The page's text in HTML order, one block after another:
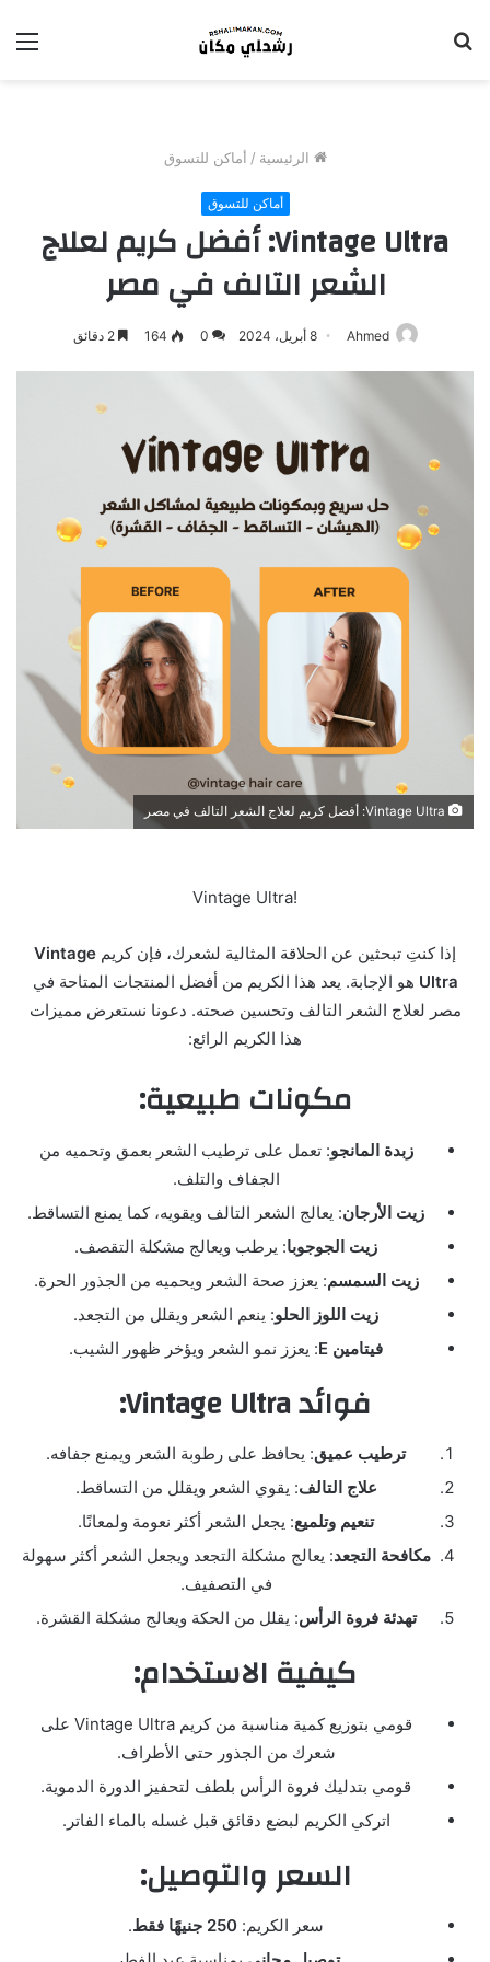
الرئيسية / أماكن للتسوق
أماكن للتسوق
Vintage Ultra: أفضل كريم لعلاج
الشعر التالف في مصر
Ahmed 8 أبريل، 2024 0
164 2 دقائق
!Vintage Ultra
إذا كنتِ تبحثين عن الحلاقة المثالية لشعرك، فإن كريم Vintage
Ultra هو الإجابة. يعد هذا الكريم من أفضل المنتجات المتاحة في
مصر لعلاج الشعر التالف وتحسين صحته. دعونا نستعرض مميزات
هذا الكريم الرائع:
مكونات طبيعية:
زبدة المانجو: تعمل على ترطيب الشعر بعمق وتحميه من
الجفاف والتلف.
زيت الأرجان: يعالج الشعر التالف ويقويه، كما يمنع التساقط.
زيت الجوجوبا: يرطب ويعالج مشكلة التقصف.
زيت السمسم: يعزز صحة الشعر ويحميه من الجذور الحرة.
زيت اللوز الحلو: ينعم الشعر ويقلل من التجعد.
فيتامين E
: يعزز نمو الشعر ويؤخر ظهور الشيب.
فوائد Vintage Ultra:
ترطيب عميق: يحافظ على رطوبة الشعر ويمنع جفافه.
علاج التالف: يقوي الشعر ويقلل من التساقط.
تنعيم وتلميع: يجعل الشعر أكثر نعومة ولمعانًا.
مكافحة التجعد: يعالج مشكلة التجعد ويجعل الشعر أكثر سهولة
في التصفيف.
تهدئة فروة الرأس: يقلل من الحكة ويعالج مشكلة القشرة.
كيفية الاستخدام:
قومي بتوزيع كمية مناسبة من كريم Vintage Ultra على
شعرك من الجذور حتى الأطراف.
قومي بتدليك فروة الرأس بلطف لتحفيز الدورة الدموية.
اتركي الكريم لبضع دقائق قبل غسله بالماء الفاتر.
السعر والتوصيل:
سعر الكريم: 250 جنيهًا فقط
.